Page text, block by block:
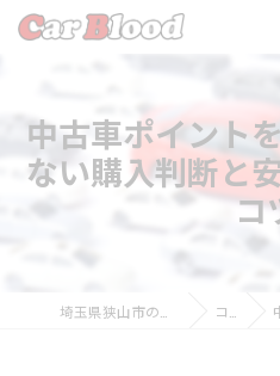
中古車ポイント
ない購入判断と
コ
コラム